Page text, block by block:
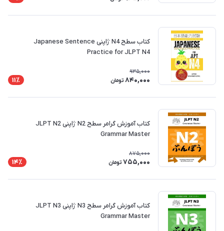
کتاب سطح N4 ژاپنی Japanese Sentence
Practice for JLPT N4
935,000
840,000 تومان 11٪
کتاب آموزش گرامر سطح N2 ژاپنی JLPT N2
Grammar Master
875,000
755,000 تومان 14٪
کتاب آموزش گرامر سطح N3 ژاپنی JLPT N3
Grammar Master